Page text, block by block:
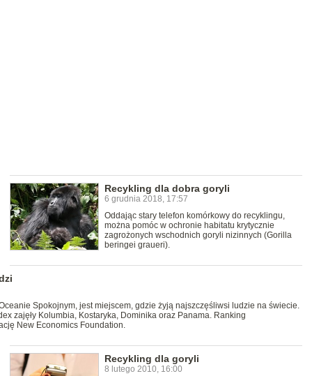
Recykling dla dobra goryli
6 grudnia 2018, 17:57
Oddając stary telefon komórkowy do recyklingu,
można pomóc w ochronie habitatu krytycznie
zagrożonych wschodnich goryli nizinnych (Gorilla
beringei graueri).
Spokojnym, jest miejscem, gdzie żyją najszczęśliwsi ludzie na świecie.
zajęły Kolumbia, Kostaryka, Dominika oraz Panama. Ranking
New Economics Foundation.
Recykling dla goryli
8 lutego 2010, 16:00